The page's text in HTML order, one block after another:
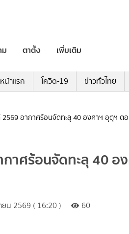
ม ตาตั้ง เพิ่มเติม
หน้าแรก โควิด-19 ข่าวทั่วไทย
อากาศร้อนจัดทะลุ 40 องศาฯ อุตุฯ ตอ
าศร้อนจัดทะลุ 40 อ
ยน 2569 ( 16:20 ) 60